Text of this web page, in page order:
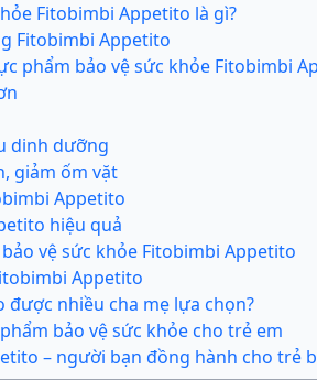
Fitobimbi Appetito là gì?
Fitobimbi Appetito
phẩm bảo vệ sức khỏe Fitobimbi
dinh dưỡng
giảm ốm vặt
Appetito
hiệu quả
vệ sức khỏe Fitobimbi Appetito
Appetito
được nhiều cha mẹ lựa chọn?
bảo vệ sức khỏe cho trẻ em
– người bạn đồng hành cho trẻ